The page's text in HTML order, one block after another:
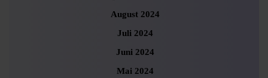
August 2024
Juli 2024
Juni 2024
Mai 2024